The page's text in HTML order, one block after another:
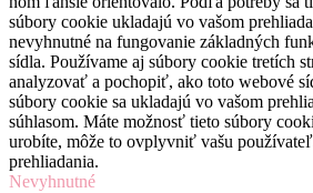
súbory cookie ukladajú vo vašom
nevyhnutné na fungovanie základných
sídla. Používame aj súbory cookie tretích
analyzovať a pochopiť, ako toto webové
súbory cookie sa ukladajú vo vašom
súhlasom. Máte možnosť tieto súbory
urobíte, môže to ovplyvniť vašu
prehliadania.
Nevyhnutné